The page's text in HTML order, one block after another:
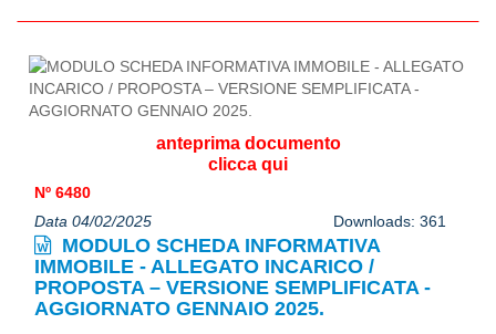
anteprima documento
clicca qui
Nº 6480
Data 04/02/2025
Downloads: 361
MODULO SCHEDA INFORMATIVA
IMMOBILE - ALLEGATO INCARICO /
PROPOSTA – VERSIONE SEMPLIFICATA -
AGGIORNATO GENNAIO 2025.